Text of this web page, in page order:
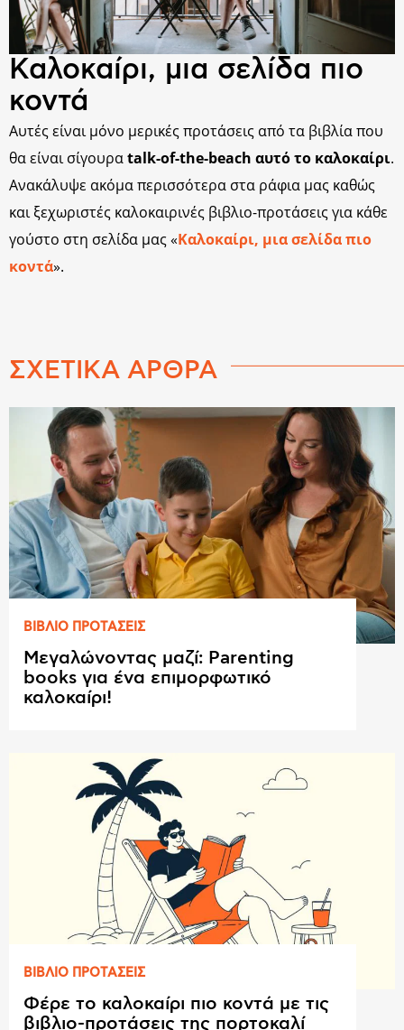
Καλοκαίρι, μια σελίδα πιο
κοντά
Αυτές είναι μόνο μερικές προτάσεις από τα βιβλία που
θα είναι σίγουραtalk-of-the-beach αυτό το καλοκαίρι.
Ανακάλυψε ακόμα περισσότερα στα ράφια μας καθώς
και ξεχωριστές καλοκαιρινές βιβλιο-προτάσεις για κάθε
γούστο στη σελίδα μας «Καλοκαίρι, μια σελίδα πιο
κοντά».
ΣΧΕΤΙΚΑ ΑΡΘΡΑ
ΒΙΒΛΙΟ ΠΡΟΤAΣΕΙΣ
Μεγαλώνοντας μαζί: Parenting
books για ένα επιμορφωτικό
καλοκαίρι!
ΒΙΒΛΙΟ ΠΡΟΤAΣΕΙΣ
Φέρε το καλοκαίρι πιο κοντά με τις
βιβλιο-προτάσεις της πορτοκαλί